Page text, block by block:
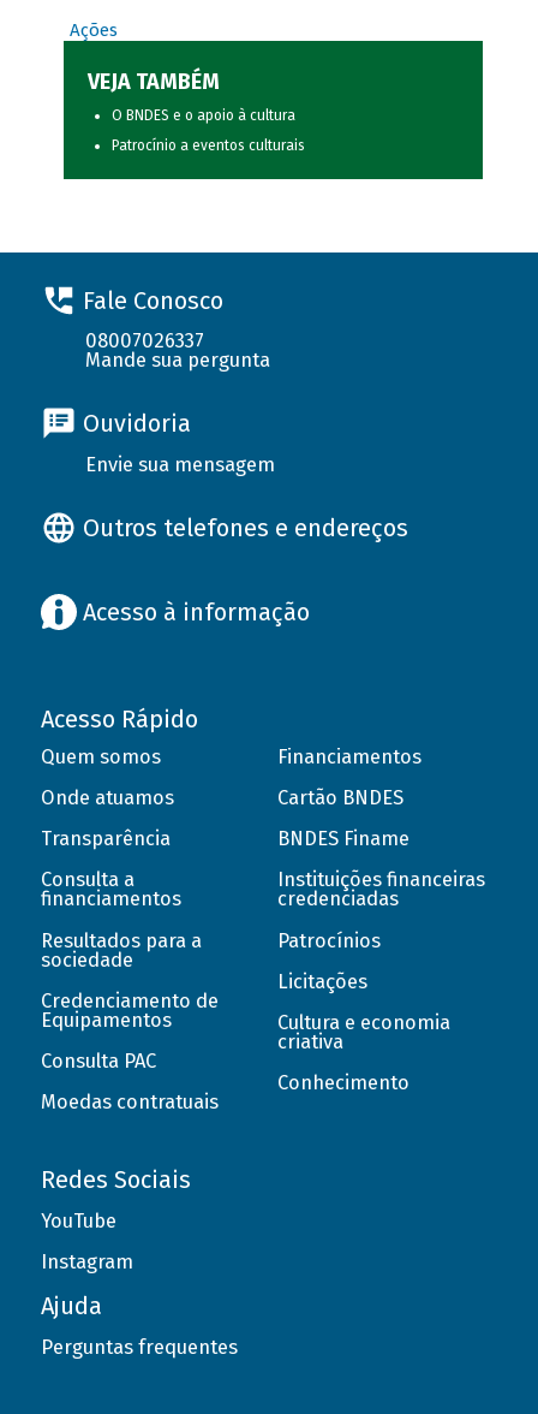
Ações
VEJA TAMBÉM
O BNDES e o apoio à cultura
Patrocínio a eventos culturais
Fale Conosco
08007026337
Mande sua pergunta
Ouvidoria
Envie sua mensagem
Outros telefones e endereços
Acesso à informação
Acesso Rápido
Quem somos
Onde atuamos
Transparência
Consulta a
financiamentos
Resultados para a
sociedade
Credenciamento de
Equipamentos
Consulta PAC
Moedas contratuais
Financiamentos
Cartão BNDES
BNDES Finame
Instituições financeiras
credenciadas
Patrocínios
Licitações
Cultura e economia
criativa
Conhecimento
Redes Sociais
YouTube
Instagram
Ajuda
Perguntas frequentes